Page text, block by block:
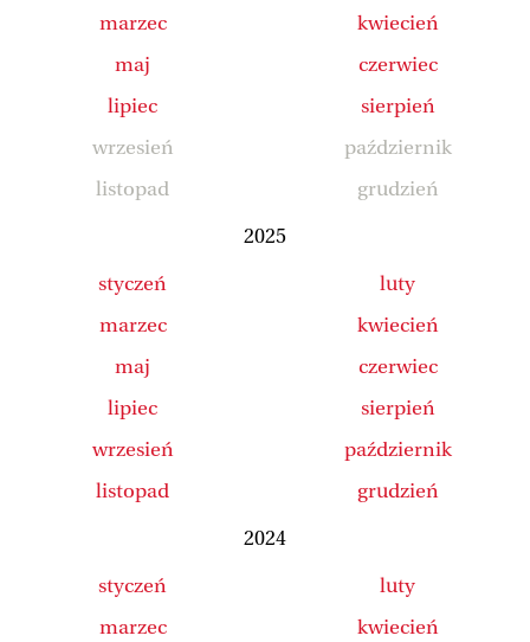
marzec
kwiecień
maj
czerwiec
lipiec
sierpień
wrzesień
październik
listopad
grudzień
2025
styczeń
luty
marzec
kwiecień
maj
czerwiec
lipiec
sierpień
wrzesień
październik
listopad
grudzień
2024
styczeń
luty
marzec
kwiecień